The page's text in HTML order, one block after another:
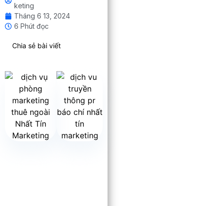
keting
Tháng 6 13, 2024
6 Phút đọc
Chia sẻ bài viết